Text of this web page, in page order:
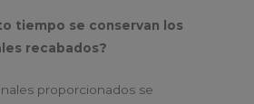
tiempo se conservan los
recabados?
proporcionados se